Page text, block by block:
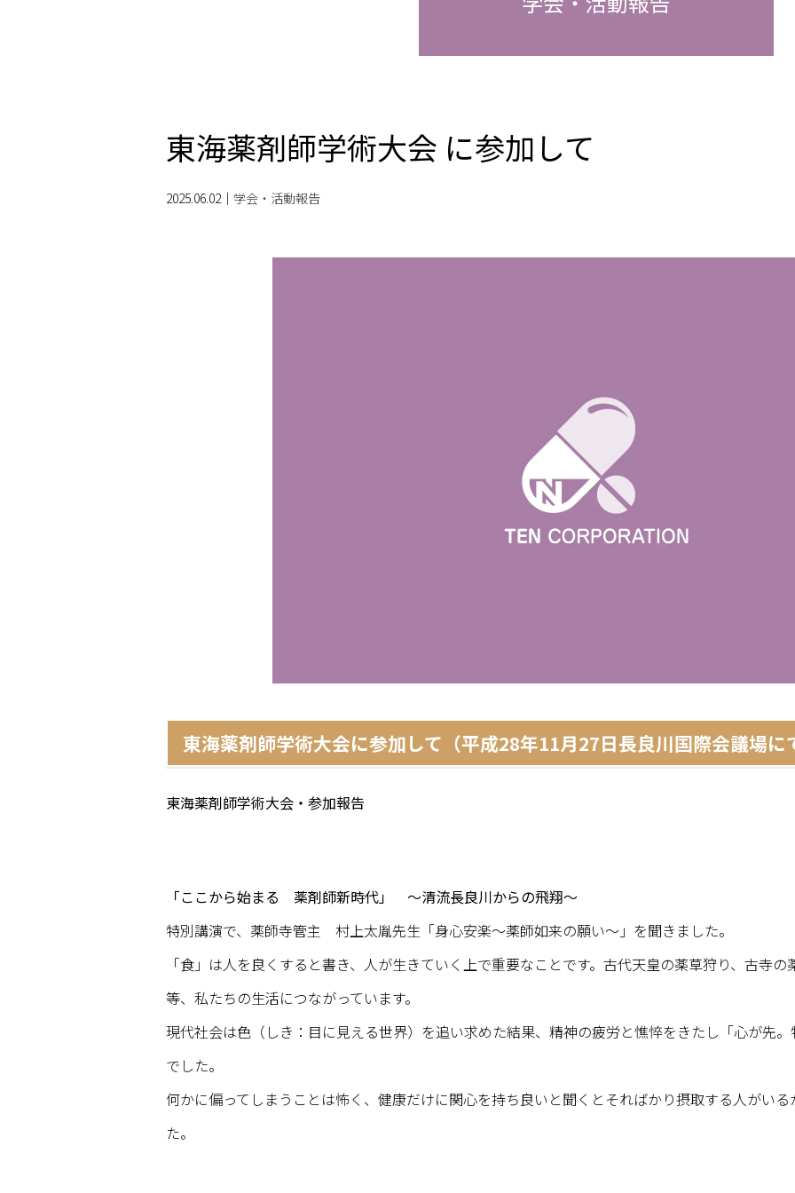
東海薬剤師学術大会 に参加して
2025.06.02｜ 学会・活動報告
東海薬剤師学術大会に参加して（平成28年11月27日長良川国際会議場に
東海薬剤師学術大会・参加報告
「ここから始まる 薬剤師新時代」 〜清流長良川からの飛翔〜
特別講演で、薬師寺管主 村上太胤先生「身心安楽〜薬師如来の願い〜」を聞きました。
「食」は人を良くすると書き、人が生きていく上で重要なことです。古代天皇の薬草狩り、古寺
等、私たちの生活につながっています。
現代社会は色（しき：目に見える世界）を追い求めた結果、精神の疲労と憔悴をきたし「心が先
でした。
何かに偏ってしまうことは怖く、健康だけに関心を持ち良いと聞くとそればかり摂取する人がい
た。